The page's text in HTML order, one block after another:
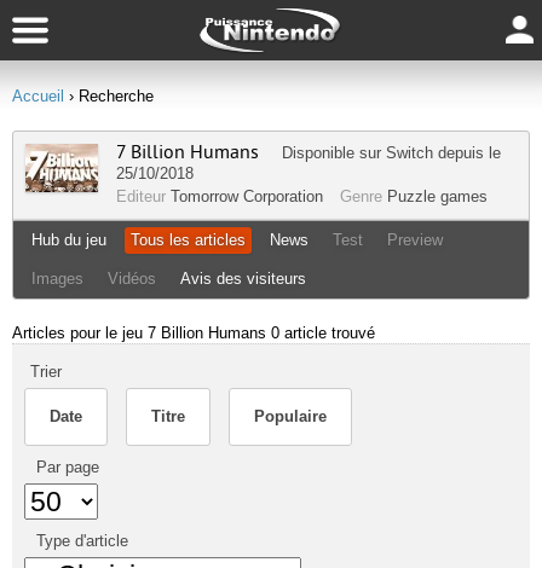
Accueil › Recherche
7 Billion Humans Disponible sur Switch depuis le
25/10/2018
Editeur Tomorrow Corporation Genre Puzzle games
Hub du jeu Tous les articles News Test Preview
Images Vidéos Avis des visiteurs
Articles pour le jeu 7 Billion Humans 0 article trouvé
Trier
Date Titre Populaire
Par page
Type d'article